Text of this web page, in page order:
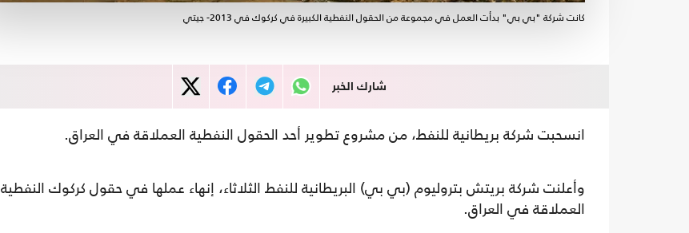
كانت شركة "بي بي" بدأت العمل في مجموعة من الحقول النفطية الكبيرة في كركوك في 2013- جيتي
شارك الخبر
انسحبت شركة بريطانية للنفط، من مشروع تطوير أحد الحقول النفطية العملاقة في العراق.
وأعلنت شركة بريتش بتروليوم (بي بي) البريطانية للنفط الثلاثاء، إنهاء عملها في حقول كركوك النفطية
العملاقة في العراق.